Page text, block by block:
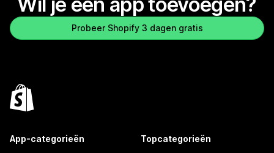
Probeer Shopify 3 dagen gratis
App-categorieën Topcategorieën